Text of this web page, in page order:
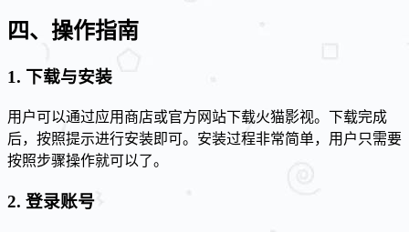
四、操作指南
1. 下载与安装
用户可以通过应用商店或官方网站下载火猫影视。下载完成
后，按照提示进行安装即可。安装过程非常简单，用户只需要
按照步骤操作就可以了。
2. 登录账号